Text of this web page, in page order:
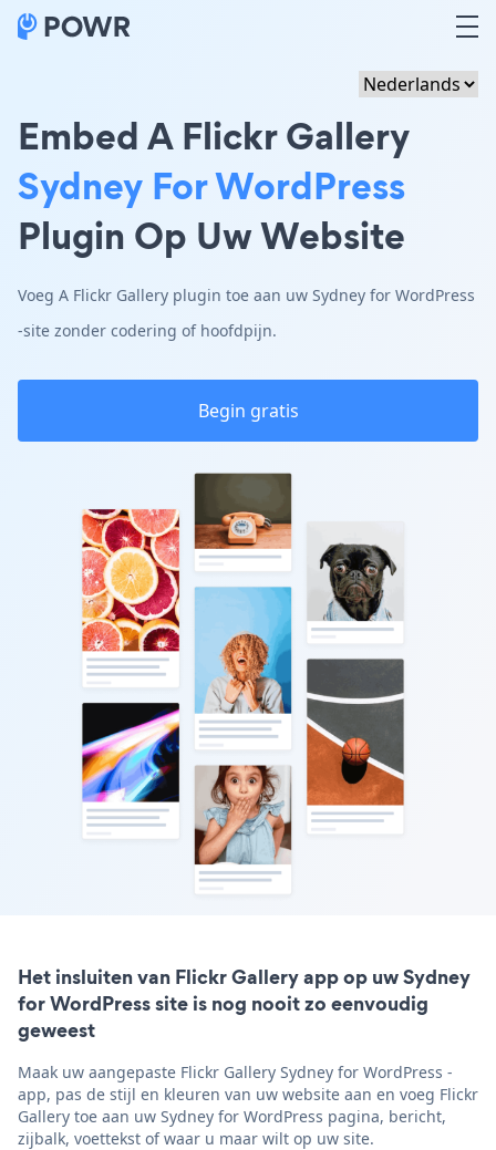
Embed A Flickr Gallery
Sydney For WordPress
Plugin Op Uw Website
Voeg A Flickr Gallery plugin toe aan uw Sydney for WordPress
-site zonder codering of hoofdpijn.
Begin gratis
Het insluiten van Flickr Gallery app op uw Sydney
for WordPress site is nog nooit zo eenvoudig
geweest
Maak uw aangepaste Flickr Gallery Sydney for WordPress -
app, pas de stijl en kleuren van uw website aan en voeg Flickr
Gallery toe aan uw Sydney for WordPress pagina, bericht,
zijbalk, voettekst of waar u maar wilt op uw site.